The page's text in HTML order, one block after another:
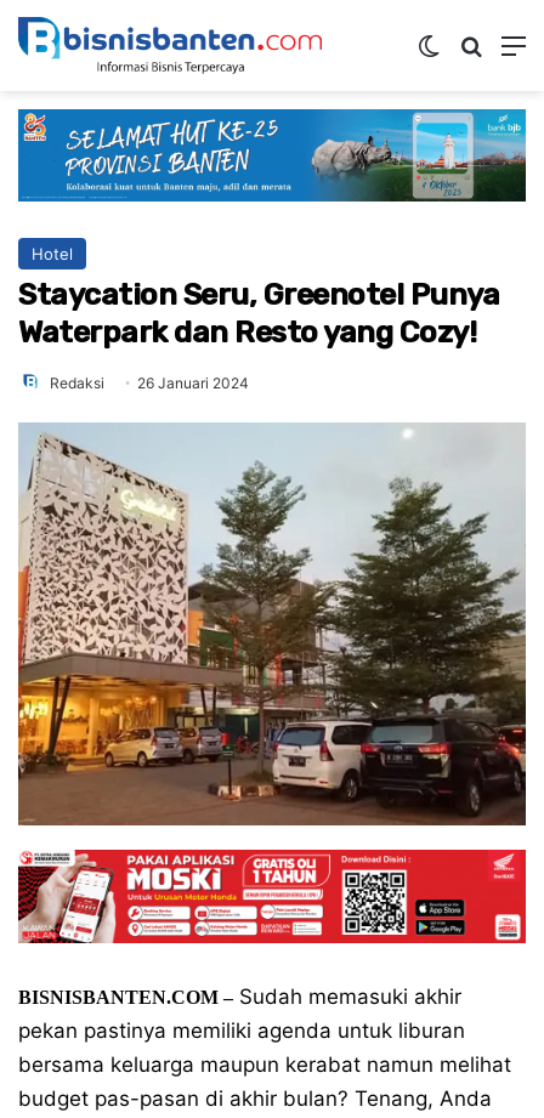
Switch skin
Hotel
Staycation Seru, Greenotel Punya
Waterpark dan Resto yang Cozy!
Redaksi 26 Januari 2024
BISNISBANTEN.COM –Sudah memasuki akhir
pekan pastinya memiliki agenda untuk liburan
bersama keluarga maupun kerabat namun melihat
budget pas-pasan di akhir bulan? Tenang, Anda